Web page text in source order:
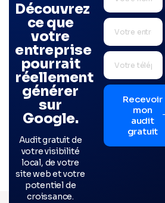
Découvrez
ce que
votre
entreprise
pourrait
réellement
générer
sur
Google.
Audit gratuit de
votre visibilité
local, de votre
site web et votre
potentiel de
croissance.
Recevoir
mon
audit
gratuit